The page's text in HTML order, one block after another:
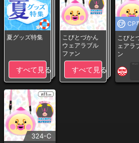
夏グッズ特集
すべて見る
こびとづかん
ウェアラブル
ファン
すべて見る
CP
こびと
ェアラ
ン
1PLAY
324-C